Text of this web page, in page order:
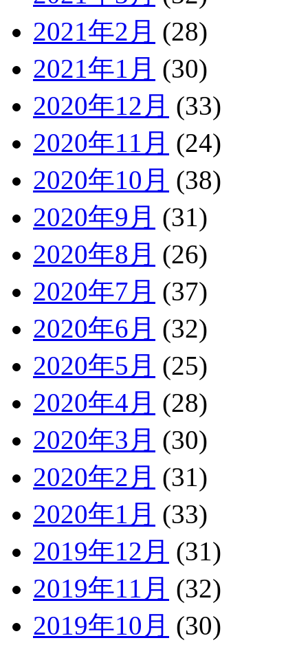
2021年2月 (28)
2021年1月 (30)
2020年12月 (33)
2020年11月 (24)
2020年10月 (38)
2020年9月 (31)
2020年8月 (26)
2020年7月 (37)
2020年6月 (32)
2020年5月 (25)
2020年4月 (28)
2020年3月 (30)
2020年2月 (31)
2020年1月 (33)
2019年12月 (31)
2019年11月 (32)
2019年10月 (30)